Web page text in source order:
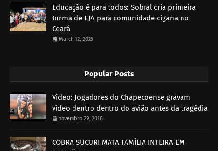
Educação é para todos: Sobral cria primeira
turma de EJA para comunidade cigana no
Ceará
March 12, 2026
Popular Posts
Vídeo: Jogadores do Chapecoense gravam
vídeo dentro dentro do avião antes da tragédia
novembro 29, 2016
COBRA SUCURI MATA FAMÍLIA INTEIRA EM